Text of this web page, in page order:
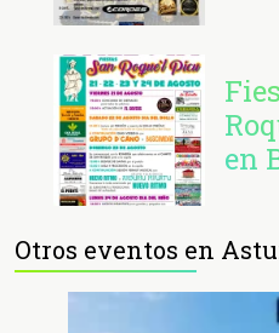
en
Otros eventos en